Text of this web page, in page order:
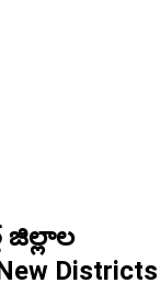
జిల్లాల
Districts